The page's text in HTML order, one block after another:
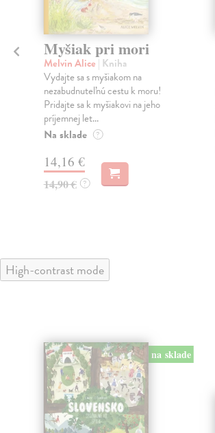
Myšiak pri mori
Melvin Alice | Kniha
Vydajte sa s myšiakom na
nezabudnuteľnú cestu k moru!
Pridajte sa k myšiakovi na jeho
príjemnej let...
Na sklade ?
14,16 €
14,90 € ?
High-contrast mode
na sklade